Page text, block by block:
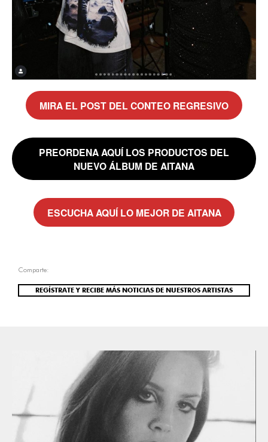
MIRA EL POST DEL CONTEO REGRESIVO
PREORDENA AQUÍ LOS PRODUCTOS DEL
NUEVO ÁLBUM DE AITANA
ESCUCHA AQUÍ LO MEJOR DE AITANA
Comparte:
REGÍSTRATE Y RECIBE MÁS NOTICIAS DE NUESTROS ARTISTAS